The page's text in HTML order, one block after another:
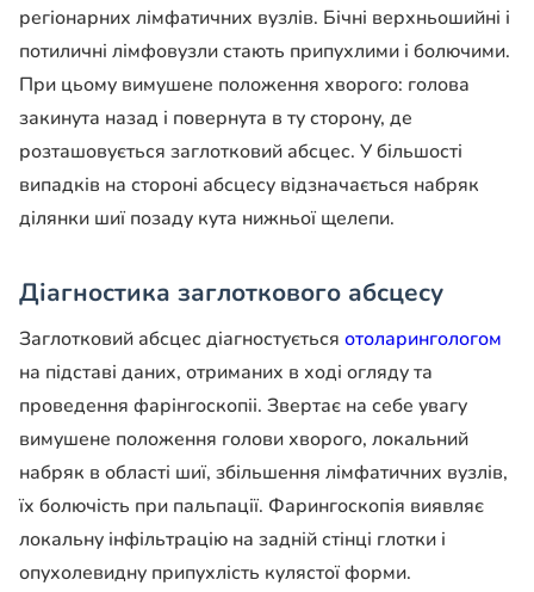
регіонарних лімфатичних вузлів. Бічні верхньошийні і
потиличні лімфовузли стають припухлими і болючими.
При цьому вимушене положення хворого: голова
закинута назад і повернута в ту сторону, де
розташовується заглотковий абсцес. У більшості
випадків на стороні абсцесу відзначається набряк
ділянки шиї позаду кута нижньої щелепи.
Діагностика заглоткового абсцесу
Заглотковий абсцес діагностується отоларингологом
на підставі даних, отриманих в ході огляду та
проведення фарінгоскопіі. Звертає на себе увагу
вимушене положення голови хворого, локальний
набряк в області шиї, збільшення лімфатичних вузлів,
їх болючість при пальпації. Фарингоскопія виявляє
локальну інфільтрацію на задній стінці глотки і
опухолевидну припухлість кулястої форми.